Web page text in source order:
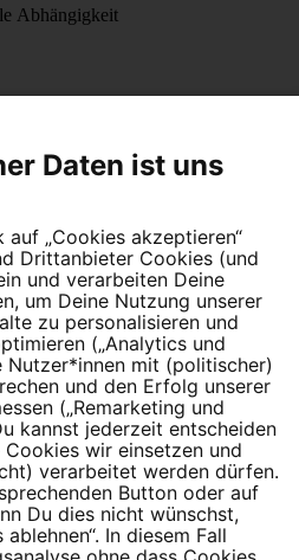
Abhängigkeit
Schließe Dich 4,5
0‍0
Daten ist uns
„Cookies akzeptieren“
Drittanbieter Cookies (und
und verarbeiten Deine
um Deine Nutzung unserer
zu personalisieren und
(„Analytics und
Nutzer*innen mit (politischer)
und den Erfolg unserer
(„Remarketing und
kannst jederzeit entscheiden
wir einsetzen und
verarbeitet werden dürfen.
Button oder auf
Du dies nicht wünschst,
In diesem Fall